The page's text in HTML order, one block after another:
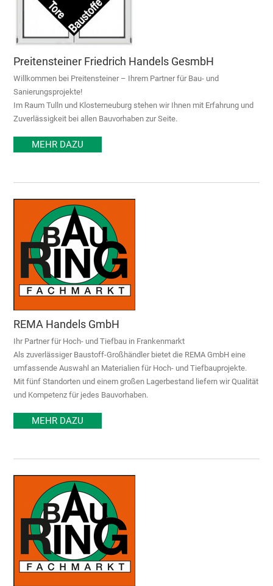
Preitensteiner Friedrich Handels GesmbH
Willkommen bei Preitensteiner – Ihrem Partner für Bau- und
Sanierungsprojekte!
Im Raum Tulln und Klosterneuburg stehen wir Ihnen mit Erfahrung und
Zuverlässigkeit bei allen Bauvorhaben zur Seite.
MEHR DAZU
REMA Handels GmbH
Ihr Partner für Hoch- und Tiefbau in Frankenmarkt
Als zuverlässiger Baustoff-Großhändler bietet die REMA GmbH eine
umfassende Auswahl an Materialien für Hoch- und Tiefbauprojekte.
Mit fünf Standorten und einem großen Lagerbestand liefern wir Qualität
und Kompetenz für jedes Bauvorhaben.
MEHR DAZU